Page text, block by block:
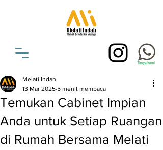
Temukan Cabinet Impian
Anda untuk Setiap Ruangan
di Rumah Bersama Melati
Melati Indah
13 Mar 2025 5 menit membaca